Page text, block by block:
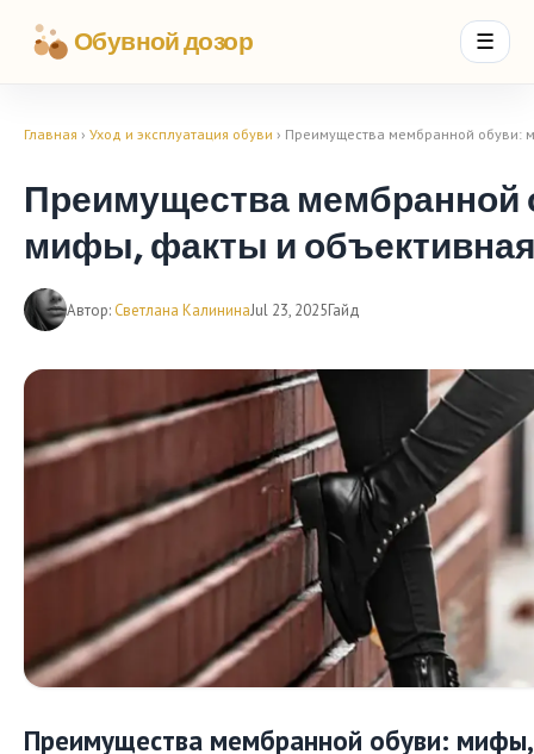
Обувной дозор ☰
Главная › Уход и эксплуатация обуви › Преимущества мембранной обуви:
Преимущества мембранной
мифы, факты и
Автор: Светлана КалининаJul 23, 2025Гайд
Преимущества мембранной обуви: